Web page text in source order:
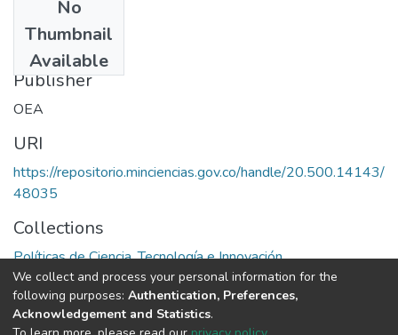
No
Thumbnail
Available
1972
Publisher
OEA
URI
https://repositorio.minciencias.gov.co/handle/20.500.14143/
48035
Collections
Políticas de Ciencia, Tecnología e Innovación
Full item page
We collect and process your personal information for the
following purposes: Authentication, Preferences,
Acknowledgement and Statistics.